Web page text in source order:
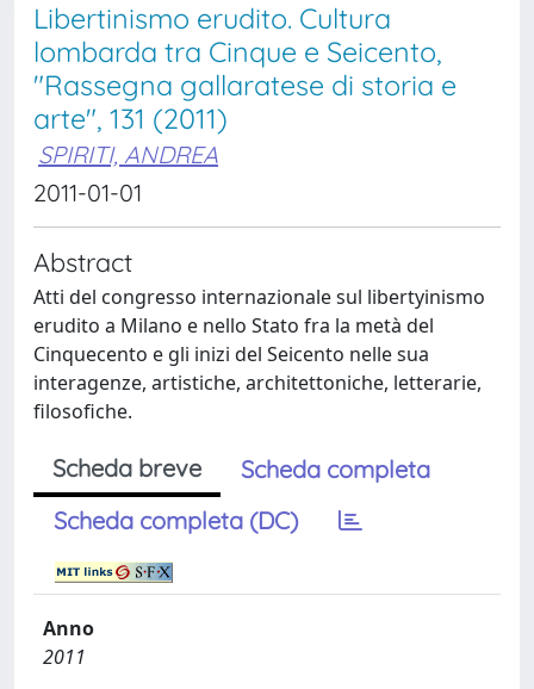
Libertinismo erudito. Cultura
lombarda tra Cinque e Seicento,
"Rassegna gallaratese di storia e
arte", 131 (2011)
SPIRITI, ANDREA
2011-01-01
Abstract
Atti del congresso internazionale sul libertyinismo
erudito a Milano e nello Stato fra la metà del
Cinquecento e gli inizi del Seicento nelle sua
interagenze, artistiche, architettoniche, letterarie,
filosofiche.
Scheda breve
Scheda completa
Scheda completa (DC)
Anno
2011